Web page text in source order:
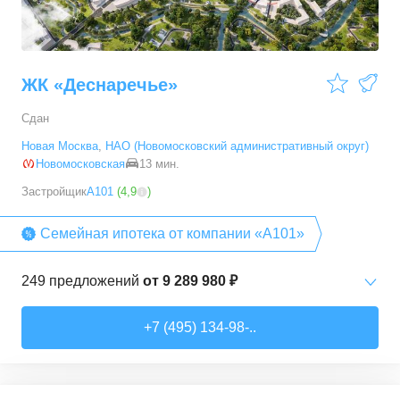
ЖК «Деснаречье»
Сдан
Новая Москва, НАО (Новомосковский административный округ)
Новомосковская
13 мин.
ЗастройщикА101 (4,9 )
Семейная ипотека от компании «А101»
249 предложений от 9 289 980 ₽
+7 (495) 134-98-..